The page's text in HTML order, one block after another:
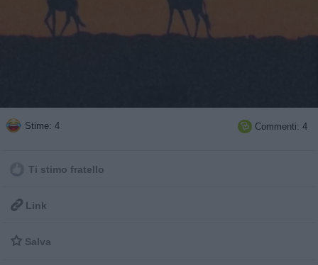
Stime: 4  Commenti: 4
Ti stimo fratello
 Link
 Salva